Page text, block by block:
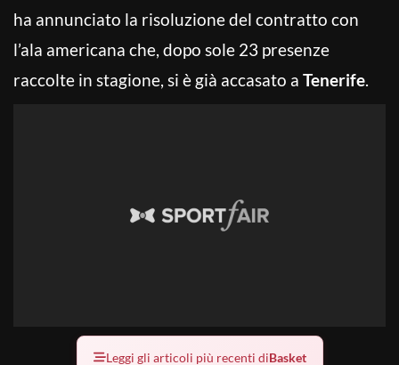
ha annunciato la risoluzione del contratto con
l’ala americana che, dopo sole 23 presenze
raccolte in stagione, si è già accasato a Tenerife.
Leggi gli articoli più recenti diBasket